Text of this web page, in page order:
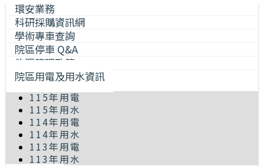
環安業務
科研採購資訊網
學術專車查詢
院區停車 Q&A
能源管理政策
院區用電及用水資訊
115年用電
115年用水
114年用電
114年用水
113年用電
113年用水